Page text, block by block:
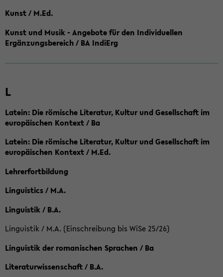
Kunst / M.Ed.
Kunst und Musik - Angebote für den Individuellen
Ergänzungsbereich / BA IndiErg
L
Latein: Die römische Literatur, Kultur und Gesellschaft im
europäischen Kontext / Ba
Latein: Die römische Literatur, Kultur und Gesellschaft im
europäischen Kontext / M.Ed.
Lehrerfortbildung
Linguistics / M.A.
Linguistik / B.A.
Linguistik / M.A. (Einschreibung bis WiSe 25/26)
Linguistik der romanischen Sprachen / Ba
Literaturwissenschaft / B.A.